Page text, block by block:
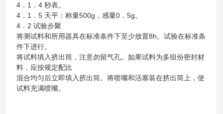
4．1．4 秒表。
4．1．5 天平：称量500g，感量0．5g。
4．2 试验步聚
将测试料和所用器具在标准条件下至少放置8h。试验在标准条
件下进行。
将试料填入挤出筒，注意勿留气孔。如果试料为多组份密封材
料，应按规定配比
混合均匀后立即填入挤出筒。将喷嘴和活塞装在挤出筒上，使
试料充满喷嘴。